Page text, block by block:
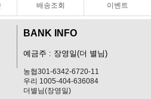
배송조회 이벤트
BANK INFO
예금주 : 장영일(더 별님)
농협301-6342-6720-11
우리 1005-404-636084
더별님(장영일)